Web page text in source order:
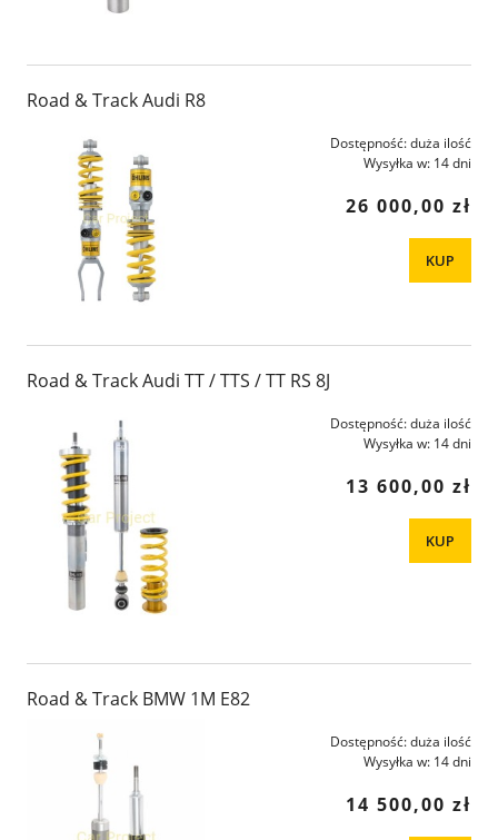
Road & Track Audi R8
Dostępność:duża ilość
Wysyłka w: 14 dni
26 000,00 zł
KUP
Road & Track Audi TT / TTS / TT RS 8J
Dostępność:duża ilość
Wysyłka w: 14 dni
13 600,00 zł
KUP
Road & Track BMW 1M E82
Dostępność:duża ilość
Wysyłka w: 14 dni
14 500,00 zł